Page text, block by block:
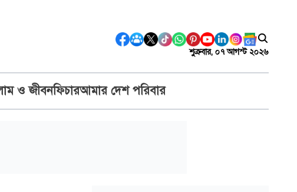
শুক্রবার, ০৭ আগস্ট ২০২৬
ও জীবনফিচারআমার দেশ পরিবার